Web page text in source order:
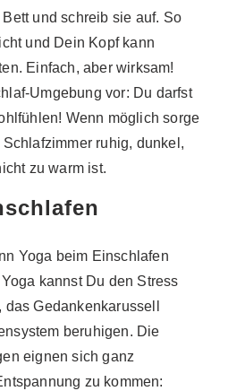
und schreib sie auf. So
und Dein Kopf kann
Einfach, aber wirksam!
Umgebung vor: Du darfst
Wenn möglich sorge
ruhig, dunkel,
zu warm ist.
Yoga beim Einschlafen
kannst Du den Stress
Gedankenkarussell
beruhigen. Die
eignen sich ganz
zu kommen: